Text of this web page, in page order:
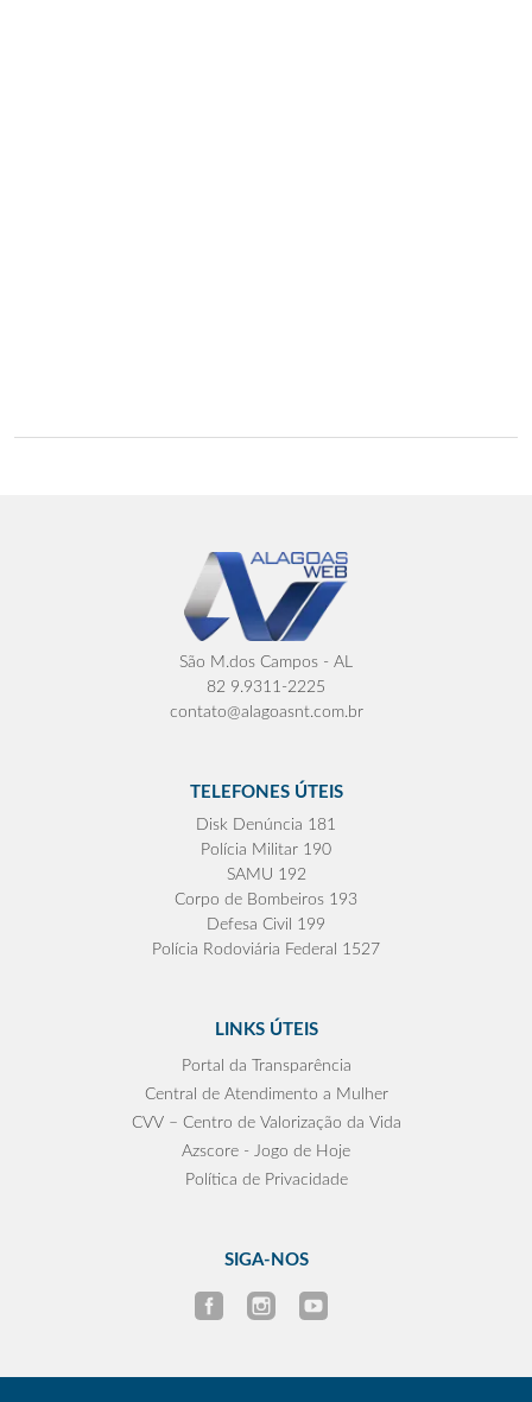
São M.dos Campos - AL
82 9.9311-2225
contato@alagoasnt.com.br
TELEFONES ÚTEIS
Disk Denúncia 181
Polícia Militar 190
SAMU 192
Corpo de Bombeiros 193
Defesa Civil 199
Polícia Rodoviária Federal 1527
LINKS ÚTEIS
Portal da Transparência
Central de Atendimento a Mulher
CVV – Centro de Valorização da Vida
Azscore - Jogo de Hoje
Política de Privacidade
SIGA-NOS